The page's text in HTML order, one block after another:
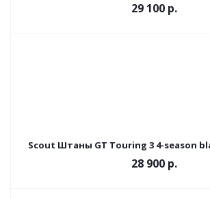
29 100 р.
Scout Штаны GT Touring 3 4-season
28 900 р.